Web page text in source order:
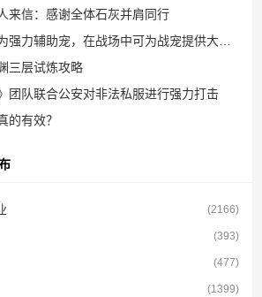
来信：感谢全体石灰并肩同行
三层试炼攻略
团队联合公安对非法私服进行强力打击
的有效？
(2166)
(393)
(477)
(1399)